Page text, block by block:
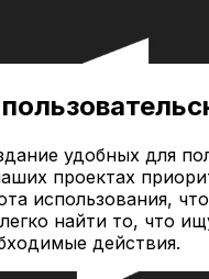
удобных для
проектах
использования,
найти то, что
действия.